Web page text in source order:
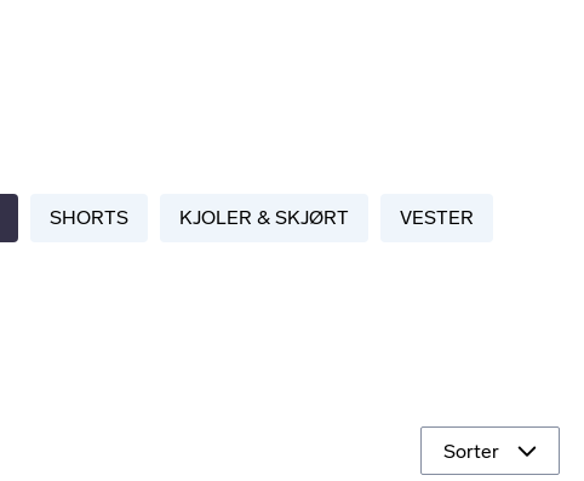
SHORTS KJOLER & SKJØRT VESTER
Sorter